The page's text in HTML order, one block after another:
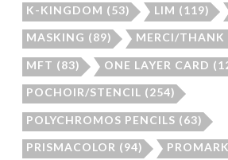
K-KINGDOM (53) LIM (119)
MASKING (89) MERCI/THANK
MFT (83) ONE LAYER CARD
POCHOIR/STENCIL (254)
POLYCHROMOS PENCILS (63)
PRISMACOLOR (94)